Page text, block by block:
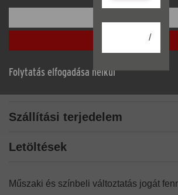
Mindent elfogadni
Folytatás elfogadása nélkül
/
Szállítási terjedelem
Letöltések
Műszaki és színbeli változtatás jogát